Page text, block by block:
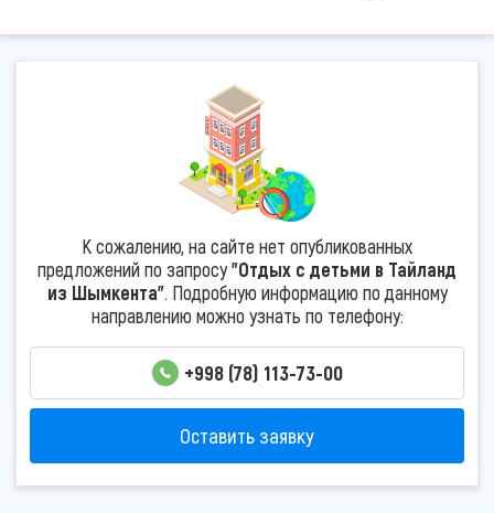
К сожалению, на сайте нет опубликованных
предложений по запросу"Отдых с детьми в Тайланд
из Шымкента". Подробную информацию по данному
направлению можно узнать по телефону:
+998 (78) 113-73-00
Оставить заявку